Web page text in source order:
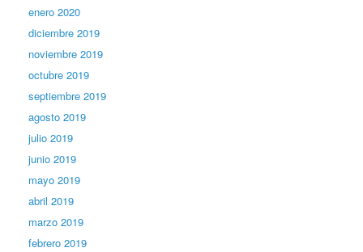
enero 2020
diciembre 2019
noviembre 2019
octubre 2019
septiembre 2019
agosto 2019
julio 2019
junio 2019
mayo 2019
abril 2019
marzo 2019
febrero 2019